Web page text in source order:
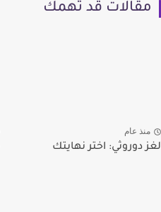
مقالات قد تهمك
منذ عام
لغز دوروثي: اختر نهايتك